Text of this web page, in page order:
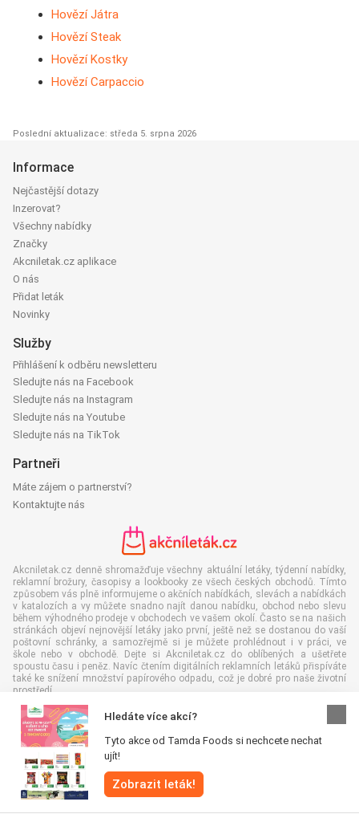
Hovězí Játra
Hovězí Steak
Hovězí Kostky
Hovězí Carpaccio
Poslední aktualizace: středa 5. srpna 2026
Hledáte více akcí?
Tyto akce od Tamda Foods si nechcete nechat
ujít!
Zobrazit leták!
Informace
Nejčastější dotazy
Inzerovat?
Všechny nabídky
Značky
Akcniletak.cz aplikace
O nás
Přidat leták
Novinky
Služby
Přihlášení k odběru newsletteru
Sledujte nás na Facebook
Sledujte nás na Instagram
Sledujte nás na Youtube
Sledujte nás na TikTok
Partneři
Máte zájem o partnerství?
Kontaktujte nás
Akcniletak.cz denně shromažďuje všechny aktuální letáky, týdenní nabídky,
reklamní brožury, časopisy a lookbooky ze všech českých obchodů. Tímto
způsobem vás plně informujeme o akčních nabídkách, slevách a nabídkách
v katalozích a vy můžete snadno najít danou nabídku, obchod nebo slevu
během výhodného prodeje v obchodech ve vašem okolí. Často se na našich
stránkách objeví nejnovější letáky jako první, ještě než se dostanou do vaší
poštovní schránky, a samozřejmě si je můžete prohlédnout i v práci, ve
škole nebo v obchodě. Dejte si Akcniletak.cz do oblíbených a ušetřete
spoustu času i peněz. Navíc čtením digitálních reklamních letáků přispíváte
také ke snížení množství papírového odpadu, což je dobré pro naše životní
prostředí.
Všechna práva vyhrazena © Akcniletak.cz 2026 |
Podmínky a pravidla
|Zásady ochrany osobních údajů
souborů cookie